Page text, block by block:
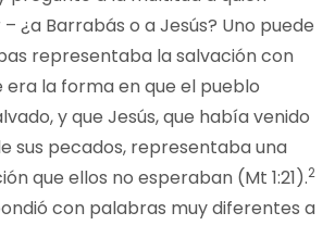
¿a Barrabás o a Jesús? Uno puede
representaba la salvación con
era la forma en que el pueblo
y que Jesús, que había venido
sus pecados, representaba una
que ellos no esperaban (Mt 1:21).2
con palabras muy diferentes a